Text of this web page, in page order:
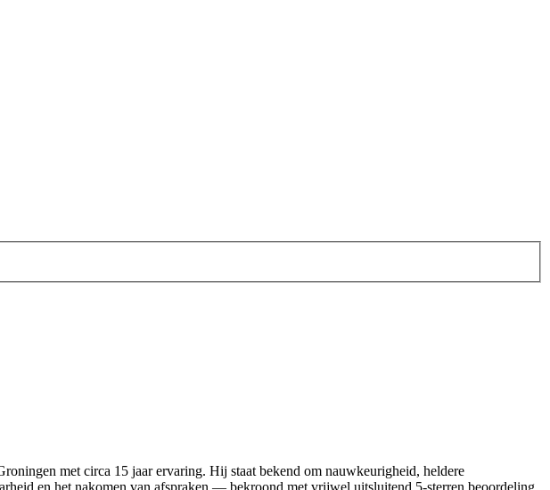
met circa 15 jaar ervaring. Hij staat bekend om nauwkeurigheid, heldere
en het nakomen van afspraken — bekroond met vrijwel uitsluitend 5‑sterren beoordeling.